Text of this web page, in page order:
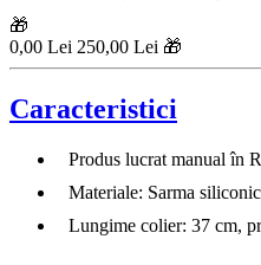
🎁
0,00 Lei 250,00 Lei 🎁
Caracteristici
Produs lucrat manual în
Materiale: Sarma
Lungime colier: 37 cm,